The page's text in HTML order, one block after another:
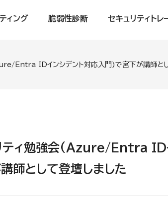
ィング 脆弱性診断 セキュリティトレ
Entra IDインシデント対応入門)で宮下が講師と
ティ勉強会(Azure/Entra ID
師として登壇しました